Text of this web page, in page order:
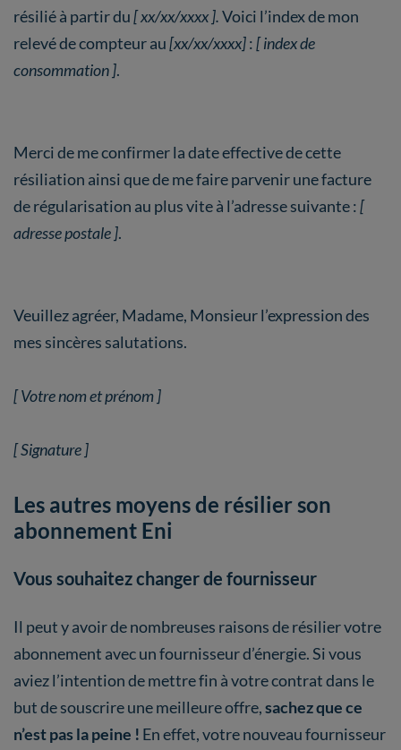
résilié à partir du[ xx/xx/xxxx ].Voici l’index de mon
relevé de compteur au[xx/xx/xxxx]:[ index de
consommation ].
Merci de me confirmer la date effective de cette
résiliation ainsi que de me faire parvenir une facture
de régularisation au plus vite à l’adresse suivante :[
adresse postale ].
Veuillez agréer, Madame, Monsieur l’expression des
mes sincères salutations.
[ Votre nom et prénom ]
[ Signature ]
Les autres moyens de résilier son
abonnement Eni
Vous souhaitez changer de fournisseur
Il peut y avoir de nombreuses raisons de résilier votre
abonnement avec un fournisseur d’énergie. Si vous
aviez l’intention de mettre fin à votre contrat dans le
but de souscrire une meilleure offre,sachez que ce
n’est pas la peine ! En effet, votre nouveau fournisseur